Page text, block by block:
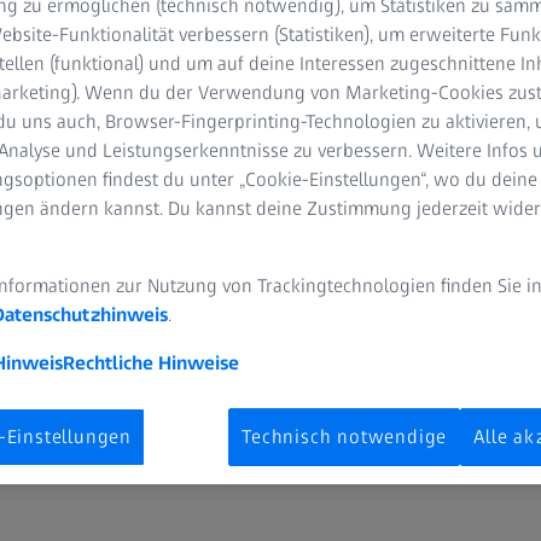
virtuell in einer 3D-Datei abgebildet. Sie bildet die
den 3D-Druck oder zum Rendern von Animationen, Filmen und
einer CAD-Software bearbeiten, in diesem Kontext ist auch von
SketchUp, FreeCAD, 3ds Max, Cinema 4D.
3D-Dateiformaten, die manchmal sehr spezifische
STL und STP relevant.
zu ermöglichen (technisch notwendig), um Statistiken zu
Funktionalität verbessern (Statistiken), um erweiterte
(funktional) und um auf deine Interessen zugeschnittene
Wenn du der Verwendung von Marketing-Cookies
uns auch, Browser-Fingerprinting-Technologien zu aktivieren,
und Leistungserkenntnisse zu verbessern. Weitere Infos
findest du unter „Cookie-Einstellungen“, wo du deine
ändern kannst. Du kannst deine Zustimmung jederzeit
zur Nutzung von Trackingtechnologien finden Sie in
.
Rechtliche Hinweise
Einstellungen Technisch notwendige Alle